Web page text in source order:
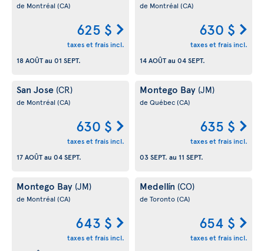
de Montréal (CA)
625 $
taxes et frais incl.
18 AOÛTau 01 SEPT.
de Montréal (CA)
630 $
taxes et frais incl.
14 AOÛTau 04 SEPT.
San Jose (CR)
de Montréal (CA)
630 $
taxes et frais incl.
17 AOÛTau 04 SEPT.
Montego Bay (JM)
de Québec(CA)
635 $
taxes et frais incl.
03 SEPT. au 11 SEPT.
Montego Bay (JM)
de Montréal (CA)
643 $
taxes et frais incl.
Medellín (CO)
de Toronto(CA)
654 $
taxes et frais incl.